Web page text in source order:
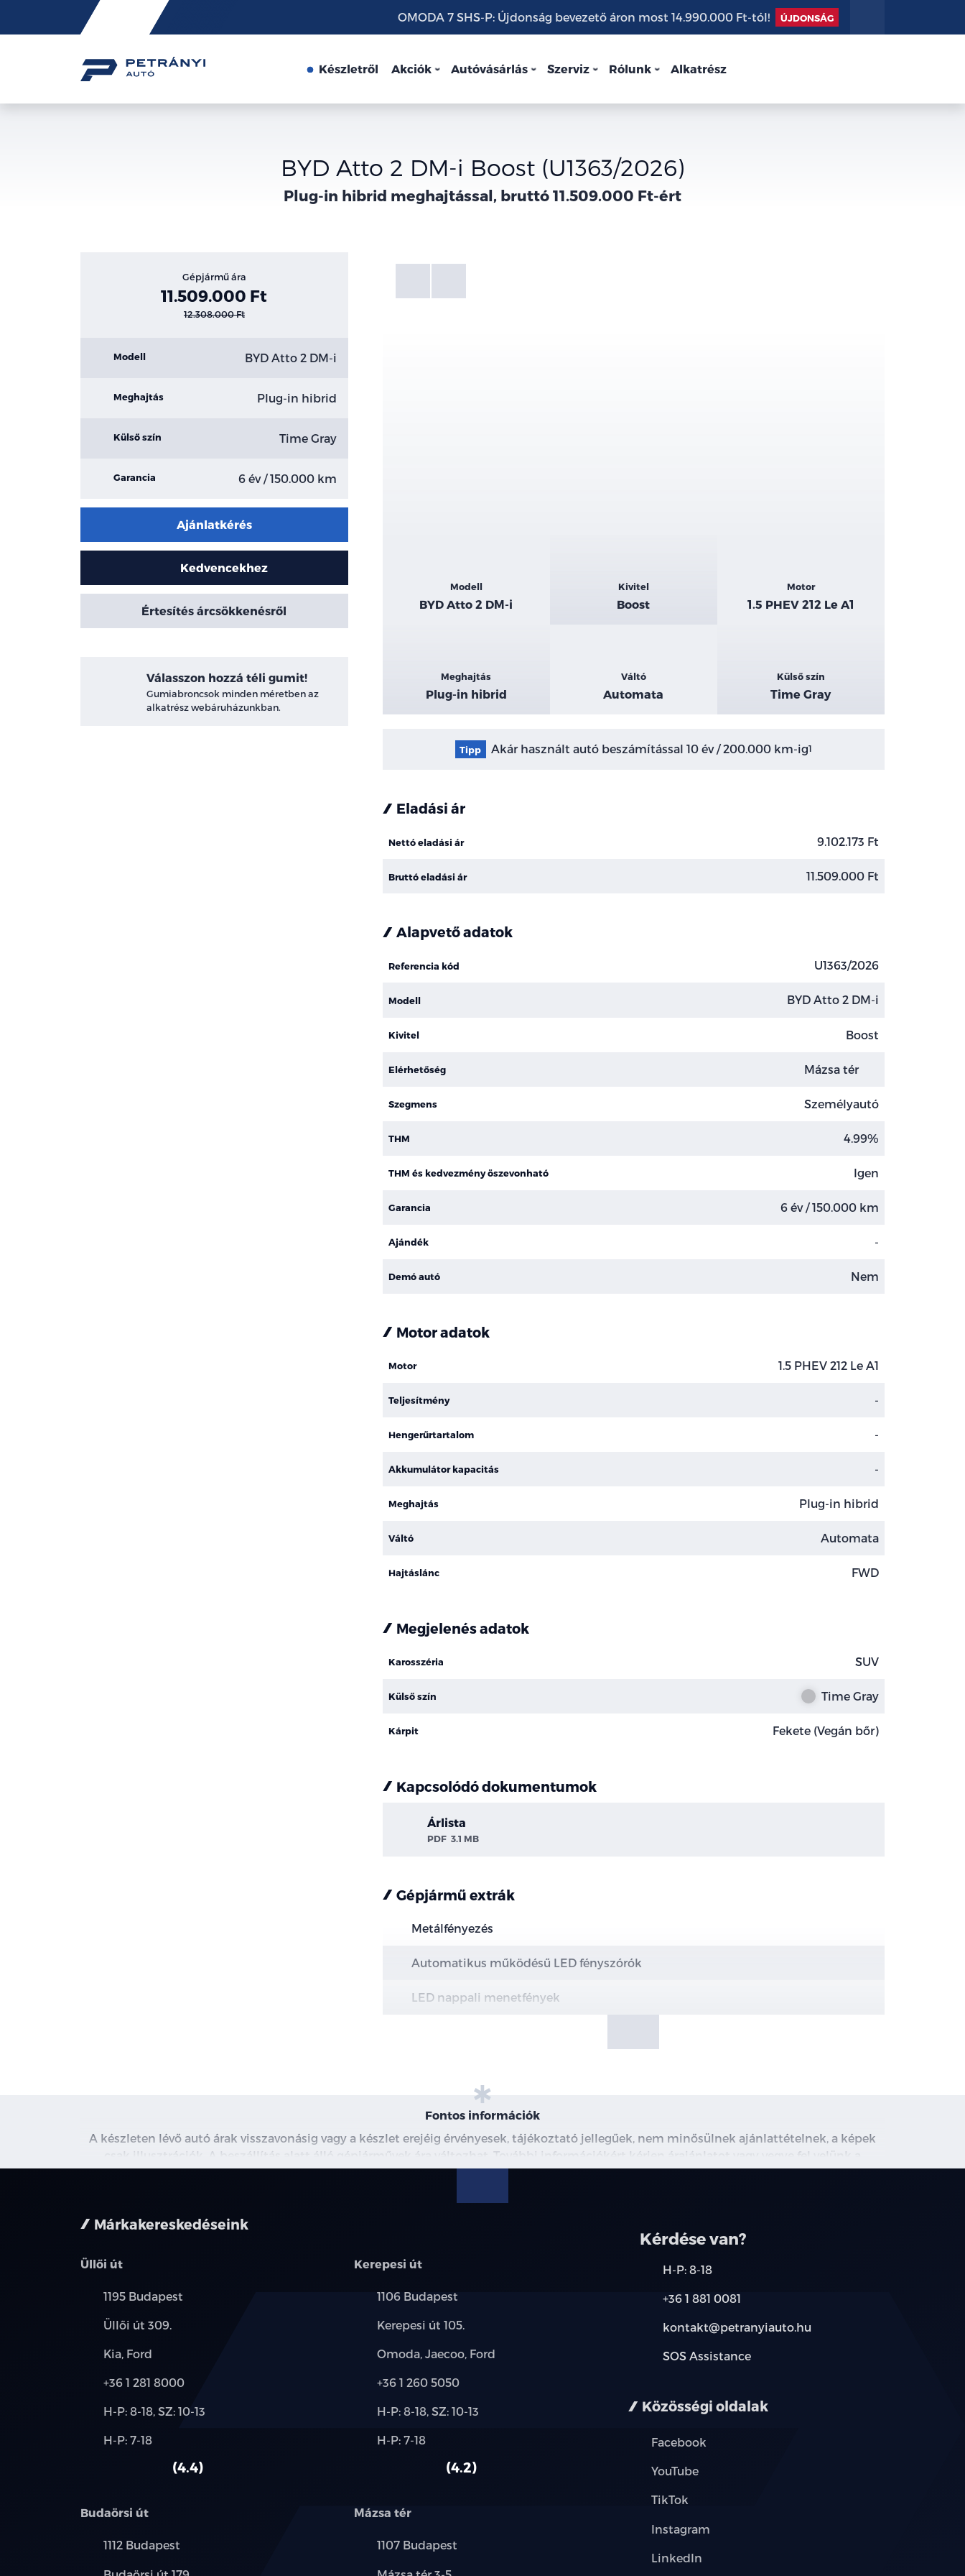
Friss
hírek
OMODA 7 SHS-P: Újdonság bevezető áron most 14.990.000 Ft-tól! ÚJDONSÁG
Készletről Akciók Autóvásárlás Szerviz Rólunk Alkatrész
BYD Atto 2 DM-i Boost (U1363/2026)
Plug-in hibrid meghajtással, bruttó 11.509.000 Ft-ért
Gépjármű ára
11.509.000 Ft
12.308.000 Ft
Modell BYD Atto 2 DM-i
Meghajtás Plug-in hibrid
Külső szín Time Gray
Garancia 6 év / 150.000 km
Ajánlatkérés
Kedvencekhez
Értesítés árcsökkenésről
Válasszon hozzá téli gumit!
Gumiabroncsok minden méretben az
alkatrész webáruházunkban.
Galéria
Kiemelt
adatok
Modell
BYD Atto 2 DM-i
Kivitel
Boost
Motor
1.5 PHEV 212 Le A1
Meghajtás
Plug-in hibrid
Váltó
Automata
Külső szín
Time Gray
Tipp Akár használt autó beszámítással 10 év / 200.000 km-ig1
Eladási ár
Nettó eladási ár 9.102.173 Ft
Bruttó eladási ár 11.509.000 Ft
Alapvető adatok
Referencia kód U1363/2026
Modell BYD Atto 2 DM-i
Kivitel Boost
Elérhetőség Mázsa tér
Szegmens Személyautó
THM 4.99%
THM és kedvezmény öszevonható Igen
Garancia 6 év / 150.000 km
Ajándék -
Demó autó Nem
Motor adatok
Motor 1.5 PHEV 212 Le A1
Teljesítmény -
Hengerűrtartalom -
Akkumulátor kapacitás -
Meghajtás Plug-in hibrid
Váltó Automata
Hajtáslánc FWD
Megjelenés adatok
Karosszéria SUV
Külső szín Time Gray
Kárpit Fekete (Vegán bőr)
Kapcsolódó dokumentumok
Árlista
PDF 3.1 MB
Gépjármű extrák
Metálfényezés
Automatikus működésű LED fényszórók
LED nappali menetfények
LED hátsó lámpák
Panoráma napfénytető becsípődésgátlóval és elektromosan állítható
árnyékolóval
Elektromosan állítható és behajtható, fűthető külső tükrök
Esőérzékelős első szélvédő
Hátső szélvédő és az oldalüvegek árnyékoltak
Vegán bőr ülések
6 irányban elektromosan állítható vezetőülés
Fontos információk
A készleten lévő autó árak visszavonásig vagy a készlet erejéig érvényesek, tájékoztató jellegűek, nem minősülnek ajánlattételnek, a képek
csak illusztrációk. A beszállítás alatt álló gépjárművek ára változhat. További információkért kérjen árajánlatot vagy vegye fel velünk a
kapcsolatot. A használt autó beszámítás részleteiről, kérjük, érdeklődjön munkatársainknál. A meghirdetett induló THM tájékoztató jellegű,
Márkakereskedéseink
Üllői út
Település:
1195 Budapest
Cím:
Üllői út 309.
Márkák:
Kia, Ford
Telefon:
+36 1 281 8000
Új-
használt
H-P: 8-18, SZ: 10-13
Alkatrész,
H-P: 7-18
4.4
Kerepesi út
Település:
1106 Budapest
Cím:
Kerepesi út 105.
Márkák:
Omoda, Jaecoo, Ford
Telefon:
+36 1 260 5050
Új-
használt
H-P: 8-18, SZ: 10-13
Alkatrész,
H-P: 7-18
4.2
Budaörsi út
Település:
1112 Budapest
Cím:
Mázsa tér
Település:
1107 Budapest
Cím:
Kérdése van?
H-P: 8-18
+36 1 881 0081
kontakt@petranyiauto.hu
SOS Assistance
Közösségi oldalak
Facebook
YouTube
TikTok
Instagram
LinkedIn